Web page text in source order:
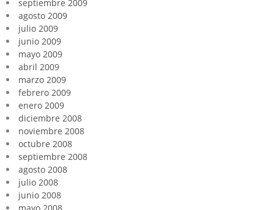
septiembre 2009
agosto 2009
julio 2009
junio 2009
mayo 2009
abril 2009
marzo 2009
febrero 2009
enero 2009
diciembre 2008
noviembre 2008
octubre 2008
septiembre 2008
agosto 2008
julio 2008
junio 2008